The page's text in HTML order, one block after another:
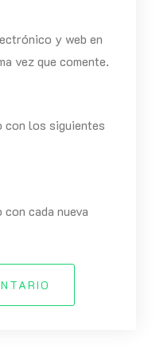
y web en
vez que comente.
con los siguientes
cada nueva